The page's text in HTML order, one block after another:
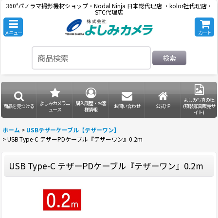
360°パノラマ撮影機材ショップ・Nodal Ninja 日本総代理店 ・kolor社代理店・
STC代理店
メニュー カート
検索
商品を見つける
よしみカメラニ
ュース
購入履歴・お客
様情報
お問い合わせ 公式HP
よしみ写真の杜
(額装写真販売サ
イト)
ホーム > USBテザーケーブル【テザーワン】
>USB Type-C テザーPDケーブル『テザーワン』0.2m
USB Type-C テザーPDケーブル『テザーワン』0.2m